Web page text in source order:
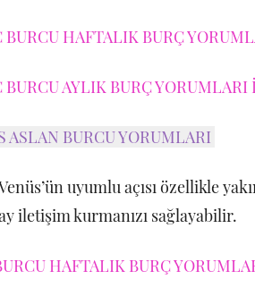
BURCU HAFTALIK BURÇ
BURCU AYLIK BURÇ
ASLAN BURCU YORUMLARI
uyumlu açısı özellikle
iletişim kurmanızı sağlayabilir.
HAFTALIK BURÇ